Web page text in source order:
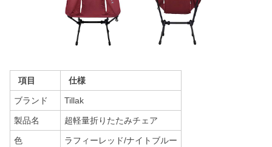
項目 仕様
ブランド Tillak
製品名 超軽量折りたたみチェア
色 ラフィーレッド/ナイトブルー